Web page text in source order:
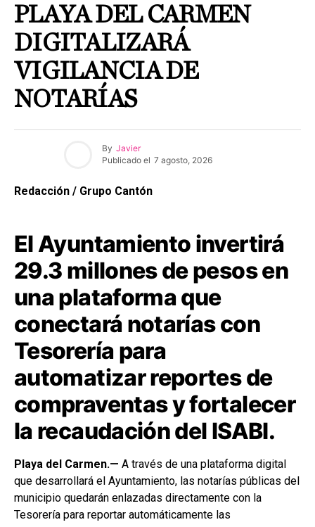
PLAYA DEL CARMEN
DIGITALIZARÁ
VIGILANCIA DE
NOTARÍAS
By Javier
Publicado el 7 agosto, 2026
Redacción / Grupo Cantón
El Ayuntamiento invertirá
29.3 millones de pesos en
una plataforma que
conectará notarías con
Tesorería para
automatizar reportes de
compraventas y fortalecer
la recaudación del ISABI.
Playa del Carmen.— A través de una plataforma digital
que desarrollará el Ayuntamiento, las notarías públicas del
municipio quedarán enlazadas directamente con la
Tesorería para reportar automáticamente las